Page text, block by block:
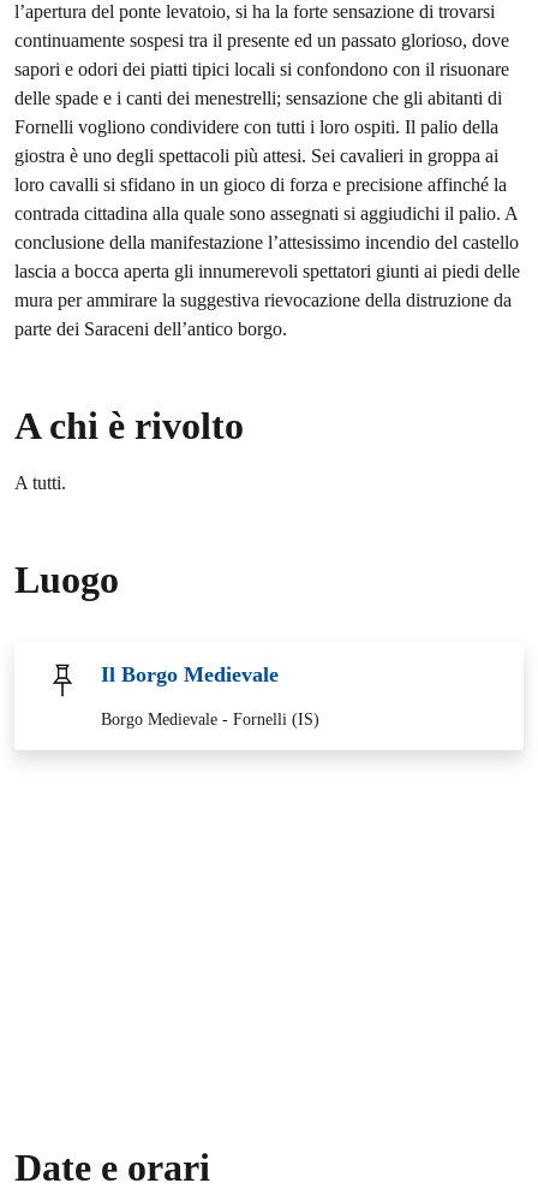
l’apertura del ponte levatoio, si ha la forte sensazione di trovarsi
continuamente sospesi tra il presente ed un passato glorioso, dove
sapori e odori dei piatti tipici locali si confondono con il risuonare
delle spade e i canti dei menestrelli; sensazione che gli abitanti di
Fornelli vogliono condividere con tutti i loro ospiti. Il palio della
giostra è uno degli spettacoli più attesi. Sei cavalieri in groppa ai
loro cavalli si sfidano in un gioco di forza e precisione affinché la
contrada cittadina alla quale sono assegnati si aggiudichi il palio. A
conclusione della manifestazione l’attesissimo incendio del castello
lascia a bocca aperta gli innumerevoli spettatori giunti ai piedi delle
mura per ammirare la suggestiva rievocazione della distruzione da
parte dei Saraceni dell’antico borgo.
A chi è rivolto
A tutti.
Luogo
Il Borgo Medievale
Borgo Medievale - Fornelli (IS)
Date e orari